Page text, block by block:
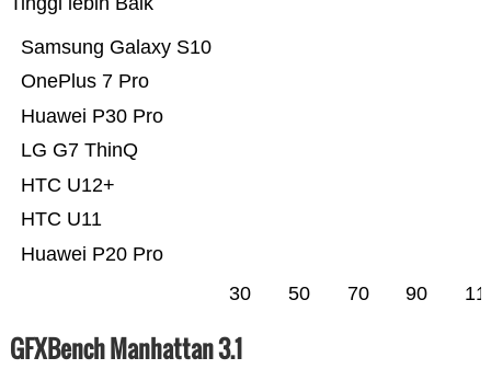
Huawei P20 Pro
HTC U11
HTC U12+
LG G7 ThinQ
Huawei P30 Pro
OnePlus 7 Pro
Samsung Galaxy S10
30 50 70 90
GFXBench Manhattan 3.1